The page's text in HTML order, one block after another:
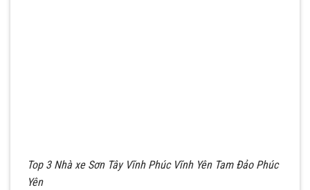
Top 3 Nhà xe Sơn Tây Vĩnh Phúc Vĩnh Yên Tam Đảo Phúc
Yên